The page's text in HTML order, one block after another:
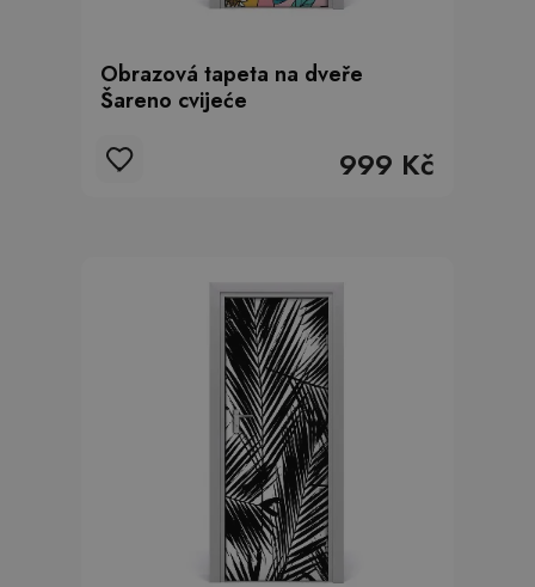
Obrazová tapeta na dveře
Šareno cvijeće
999 Kč